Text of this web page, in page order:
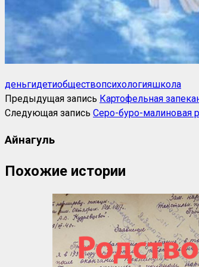
деньгидетиобществопсихологияшкола
Предыдущая запись Картофельная
Следующая запись Серо-буро-малиновая
Айнагуль
Похожие истории